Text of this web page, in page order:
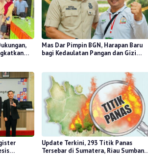
Mas Dar Pimpin BGN, Harapan Baru
bagi Kedaulatan Pangan dan Gizi
Update Terkini, 293 Titik Panas
Tersebar di Sumatera, Riau Sumbang